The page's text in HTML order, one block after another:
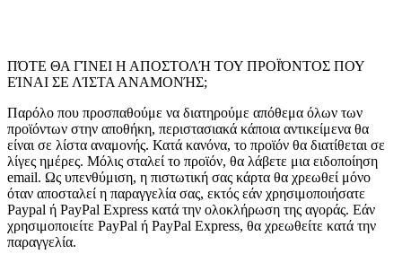
ΠΌΤΕ ΘΑ ΓΊΝΕΙ Η ΑΠΟΣΤΟΛΉ ΤΟΥ ΠΡΟΪΌΝΤΟΣ ΠΟΥ
ΕΊΝΑΙ ΣΕ ΛΊΣΤΑ ΑΝΑΜΟΝΉΣ;
Παρόλο που προσπαθούμε να διατηρούμε απόθεμα όλων των
προϊόντων στην αποθήκη, περιστασιακά κάποια αντικείμενα θα
είναι σε λίστα αναμονής. Κατά κανόνα, το προϊόν θα διατίθεται σε
λίγες ημέρες. Μόλις σταλεί το προϊόν, θα λάβετε μια ειδοποίηση
email. Ως υπενθύμιση, η πιστωτική σας κάρτα θα χρεωθεί μόνο
όταν αποσταλεί η παραγγελία σας, εκτός εάν χρησιμοποιήσατε
Paypal ή PayPal Express κατά την ολοκλήρωση της αγοράς. Εάν
χρησιμοποιείτε PayPal ή PayPal Express, θα χρεωθείτε κατά την
παραγγελία.